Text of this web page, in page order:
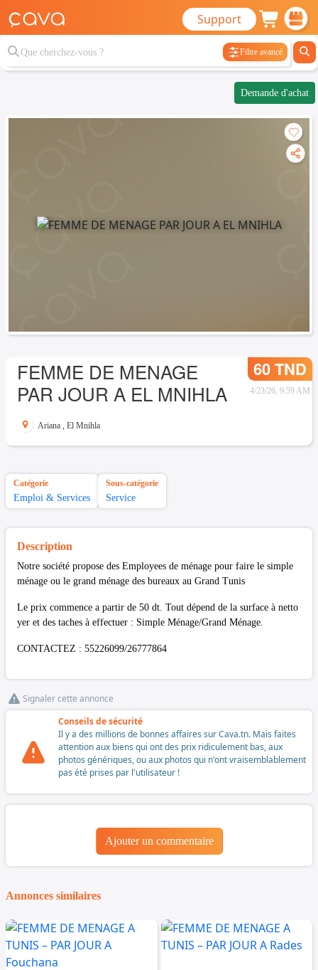
Support
Filtre avancé
Demande d'achat
FEMME DE MENAGE
PAR JOUR A EL MNIHLA
60 TND
4/23/26, 9:59 AM
Ariana , El Mnihla
Catégorie
Emploi & Services
Sous-catégorie
Service
Description
Notre société propose des Employees de ménage pour faire le simple
ménage ou le grand ménage des bureaux au Grand Tunis
Le prix commence a partir de 50 dt. Tout dépend de la surface à netto
yer et des taches à effectuer : Simple Ménage/Grand Ménage.
CONTACTEZ : 55226099/26777864
Signaler cette annonce
Conseils de sécurité
Il y a des millions de bonnes affaires sur Cava.tn. Mais faites
attention aux biens qui ont des prix ridiculement bas, aux
photos génériques, ou aux photos qui n'ont vraisemblablement
pas été prises par l'utilisateur !
Ajouter un commentaire
Annonces similaires